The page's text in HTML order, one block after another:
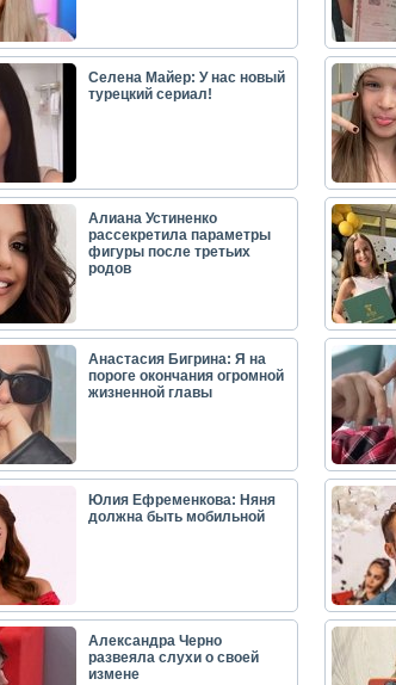
Селена Майер: У нас новый
турецкий сериал!
Алиана Устиненко
рассекретила параметры
фигуры после третьих
родов
Анастасия Бигрина: Я на
пороге окончания огромной
жизненной главы
Юлия Ефременкова: Няня
должна быть мобильной
Александра Черно
развеяла слухи о своей
измене